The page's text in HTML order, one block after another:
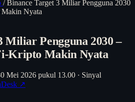
/ Binance Target 3 Miliar Pengguna 2030
Makin Nyata
Miliar Pengguna 2030 –
Kripto Makin Nyata
Mei 2026 pukul 13.00 · Sinyal
↗